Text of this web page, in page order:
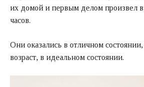
их домой и первым делом произвел
часов.
Они оказались в отличном
возраст, в идеальном состоянии.